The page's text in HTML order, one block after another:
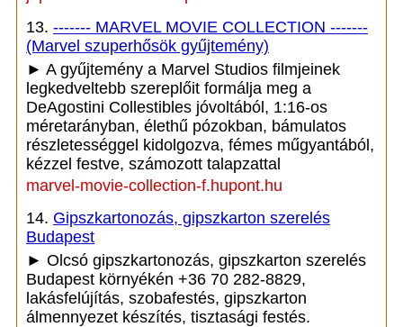
13. ------- MARVEL MOVIE COLLECTION -------
(Marvel szuperhősök gyűjtemény)
► A gyűjtemény a Marvel Studios filmjeinek
legkedveltebb szereplőit formálja meg a
DeAgostini Collestibles jóvoltából, 1:16-os
méretarányban, élethű pózokban, bámulatos
részletességgel kidolgozva, fémes műgyantából,
kézzel festve, számozott talapzattal
marvel-movie-collection-f.hupont.hu
14. Gipszkartonozás, gipszkarton szerelés
Budapest
► Olcsó gipszkartonozás, gipszkarton szerelés
Budapest környékén +36 70 282-8829,
lakásfelújítás, szobafestés, gipszkarton
álmennyezet készítés, tisztasági festés.